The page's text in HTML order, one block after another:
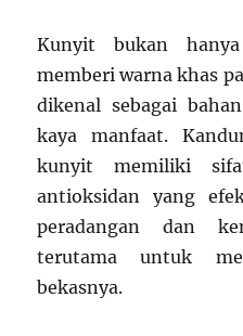
Kunyit bukan
memberi warna khas
dikenal sebagai
kaya manfaat.
kunyit memiliki
antioksidan yang
peradangan dan
terutama untuk
bekasnya.